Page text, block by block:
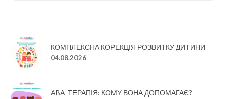
КОМПЛЕКСНА КОРЕКЦІЯ РОЗВИТКУ ДИТИНИ
04.08.2026
ABA-ТЕРАПІЯ: КОМУ ВОНА ДОПОМАГАЄ?